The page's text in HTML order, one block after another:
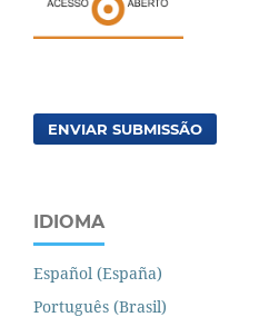
ENVIAR SUBMISSÃO
IDIOMA
Español (España)
Português (Brasil)